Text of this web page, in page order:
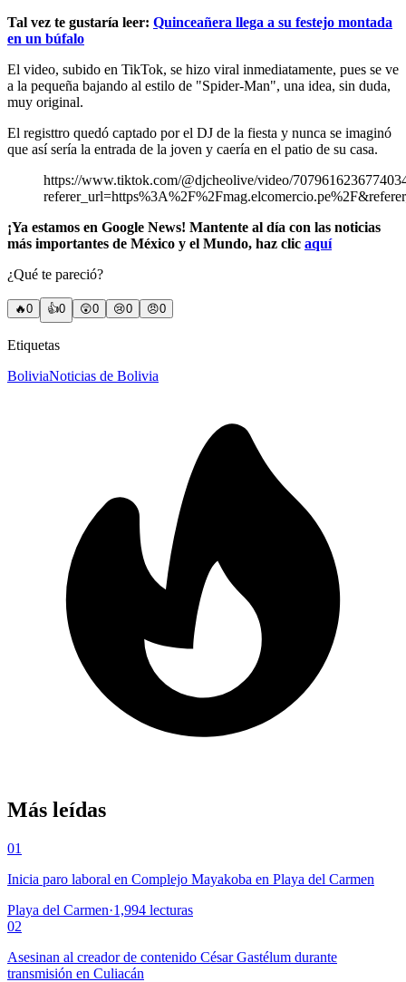
Tal vez te gustaría leer: Quinceañera llega a su festejo montada
en un búfalo
El video, subido en TikTok, se hizo viral inmediatamente, pues se ve
a la pequeña bajando al estilo de "Spider-Man", una idea, sin duda,
muy original.
El registtro quedó captado por el DJ de la fiesta y nunca se imaginó
que así sería la entrada de la joven y caería en el patio de su casa.
https://www.tiktok.com/@djcheolive/video/
¡Ya estamos en Google News! Mantente al día con las noticias
más importantes de México y el Mundo, haz clic aquí
¿Qué te pareció?
🔥0 👍0 😲0 😢0 😠0
Etiquetas
BoliviaNoticias de Bolivia
Más leídas
01
Inicia paro laboral en Complejo Mayakoba en Playa del Carmen
Playa del Carmen·1,994 lecturas
02
Asesinan al creador de contenido César Gastélum durante
transmisión en Culiacán